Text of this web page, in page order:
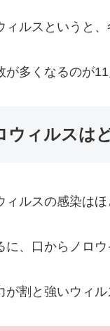
ルスというと、
多くなるのが11
ウィルスは
ルスの感染はほ
、口からノロウ
割と強いウィル